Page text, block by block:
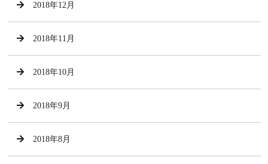
2018年12月
2018年11月
2018年10月
2018年9月
2018年8月